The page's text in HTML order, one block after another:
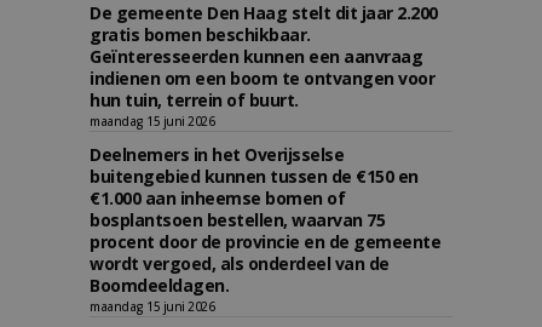
De gemeente Den Haag stelt dit jaar 2.200
gratis bomen beschikbaar.
Geïnteresseerden kunnen een aanvraag
indienen om een boom te ontvangen voor
hun tuin, terrein of buurt.
maandag 15 juni 2026
Deelnemers in het Overijsselse
buitengebied kunnen tussen de €150 en
€1.000 aan inheemse bomen of
bosplantsoen bestellen, waarvan 75
procent door de provincie en de gemeente
wordt vergoed, als onderdeel van de
Boomdeeldagen.
maandag 15 juni 2026